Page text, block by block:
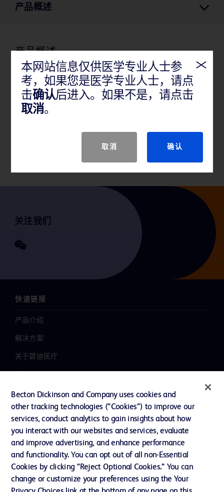
产品概述
产品概述
一次性使用引流导管是通过管路建立通道，实现人体
组织间或体腔中积聚的脓、血、液体导引至体外，起
到临床治疗作用。设计用于超声、CT、X线引导下置管
引流使用。
关注我们
快速链接
产品介绍
解决方案
关于碧迪医疗
职业发展
联系我们
主动召回
联系我们
Cookie 政策
本网站信息仅供医学专业人士参
考，如果您是医学专业人士，请点
击确认后进入。如果不是，请点击
取消。
取消 确认
Becton Dickinson and Company uses cookies and
other tracking technologies (“Cookies”) to improve our
services, conduct analytics to gain insights about how
you interact with our websites and services, evaluate
and improve advertising, and enhance performance
and functionality. You can opt out of all non-Essential
Cookies by clicking “Reject Optional Cookies.” You can
change or customize your preferences using the Your